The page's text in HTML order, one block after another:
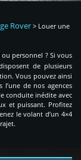
Rover> Louer une
personnel ? Si vous
de plusieurs
Vous pouvez ainsi
de nos agences
conduite inédite avec
et puissant. Profitez
le volant d’un 4×4